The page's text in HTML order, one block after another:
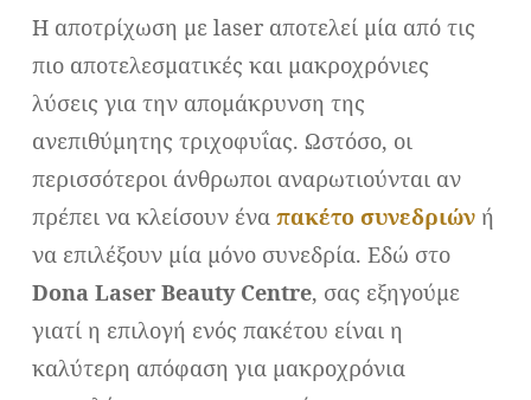
Η αποτρίχωση με laser αποτελεί μία από τις
πιο αποτελεσματικές και μακροχρόνιες
λύσεις για την απομάκρυνση της
ανεπιθύμητης τριχοφυΐας. Ωστόσο, οι
περισσότεροι άνθρωποι αναρωτιούνται αν
πρέπει να κλείσουν ένα πακέτο συνεδριώνή
να επιλέξουν μία μόνο συνεδρία. Εδώ στο
Dona Laser Beauty Centre, σας εξηγούμε
γιατί η επιλογή ενός πακέτου είναι η
καλύτερη απόφαση για μακροχρόνια